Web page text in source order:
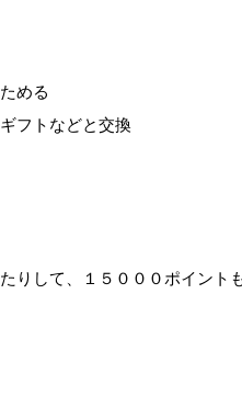
める
フトなどと交換
りして、１５０００ポイント